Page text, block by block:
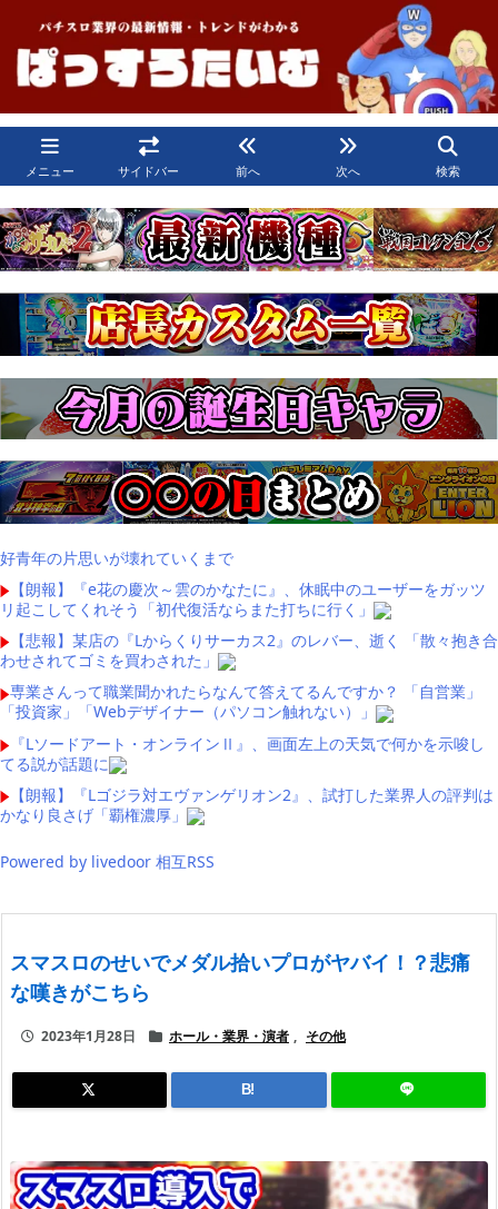
メニュー サイドバー 前へ 次へ 検索
好青年の片思いが壊れていくまで
【朗報】『e花の慶次～雲のかなたに』、休眠中のユーザーをガッツ
リ起こしてくれそう「初代復活ならまた打ちに行く」
【悲報】某店の『Lからくりサーカス2』のレバー、逝く 「散々抱き合
わせされてゴミを買わされた」
専業さんって職業聞かれたらなんて答えてるんですか？ 「自営業」
「投資家」「Webデザイナー（パソコン触れない）」
『Lソードアート・オンラインⅡ』、画面左上の天気で何かを示唆し
てる説が話題に
【朗報】『Lゴジラ対エヴァンゲリオン2』、試打した業界人の評判は
かなり良さげ「覇権濃厚」
Powered by livedoor 相互RSS
スマスロのせいでメダル拾いプロがヤバイ！？悲痛
な嘆きがこちら
2023年1月28日 ホール・業界・演者 , その他
B!